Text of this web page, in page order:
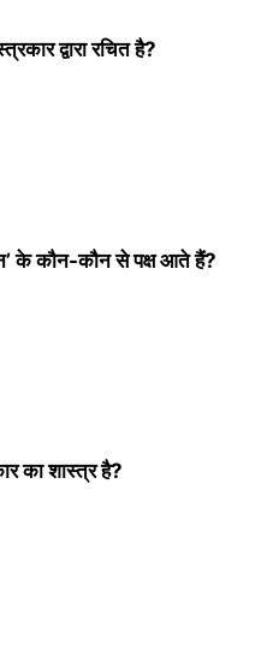
द्वारा रचित है?
के कौन-कौन से पक्ष आते हैं?
का शास्त्र है?